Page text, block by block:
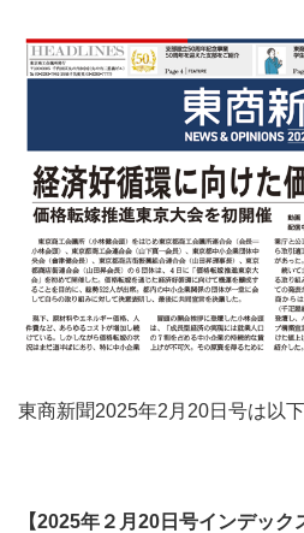
東商新聞2025年2月20日号は以
【2025年２月20日号インデック